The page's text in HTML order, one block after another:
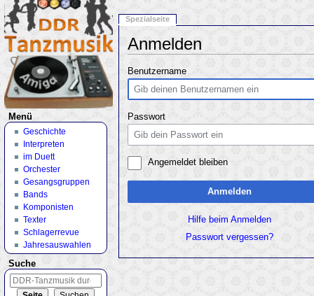
Anmelden
Benutzername
Passwort
Angemeldet bleiben
Anmelden
Hilfe beim Anmelden
Passwort vergessen?
Spezialseite
Menü
Geschichte
Interpreten
im Duett
Orchester
Gesangsgruppen
Bands
Komponisten
Texter
Schlagerrevue
Jahresauswahlen
Suche